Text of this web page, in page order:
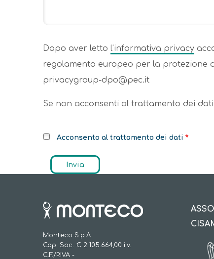
Dopo aver letto l'informativa privacy
regolamento europeo per la protezione
privacygroup-dpo@pec.it
Se non acconsenti al trattamento dei
Acconsento al trattamento dei dati
Monteco S.p.A.
Cap. Soc. € 2.105.664,00 i.v.
C.F./P.IVA -